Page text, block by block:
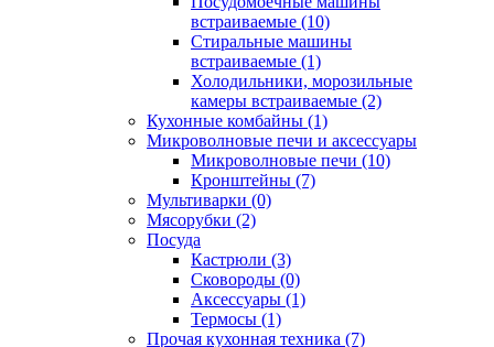
встраиваемые (10)
Стиральные машины
встраиваемые (1)
Холодильники, морозильные
камеры встраиваемые (2)
Кухонные комбайны (1)
Микроволновые печи и аксессуары
Микроволновые печи (10)
Кронштейны (7)
Мультиварки (0)
Мясорубки (2)
Посуда
Кастрюли (3)
Сковороды (0)
Аксессуары (1)
Термосы (1)
Прочая кухонная техника (7)